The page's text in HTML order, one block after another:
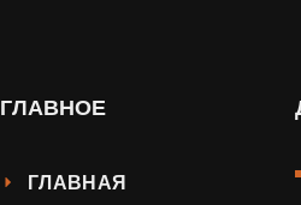
ГЛАВНОЕ
ГЛАВНАЯ